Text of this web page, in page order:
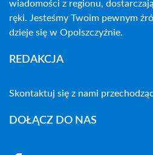
wiadomości z regionu,
ręki. Jesteśmy Twoim pewnym
dzieje się w Opolszczyźnie.
REDAKCJA
Skontaktuj się z nami
DOŁĄCZ DO NAS